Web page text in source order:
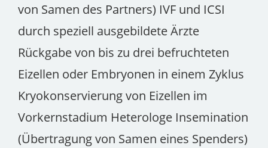
von Samen des Partners) IVF und ICSI
durch speziell ausgebildete Ärzte
Rückgabe von bis zu drei befruchteten
Eizellen oder Embryonen in einem Zyklus
Kryokonservierung von Eizellen im
Vorkernstadium Heterologe Insemination
(Übertragung von Samen eines Spenders)